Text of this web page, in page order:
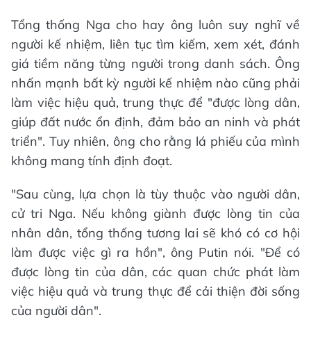
Tổng thống Nga cho hay ông luôn suy nghĩ về
người kế nhiệm, liên tục tìm kiếm, xem xét, đánh
giá tiềm năng từng người trong danh sách. Ông
nhấn mạnh bất kỳ người kế nhiệm nào cũng phải
làm việc hiệu quả, trung thực để "được lòng dân,
giúp đất nước ổn định, đảm bảo an ninh và phát
triển". Tuy nhiên, ông cho rằng lá phiếu của mình
không mang tính định đoạt.
"Sau cùng, lựa chọn là tùy thuộc vào người dân,
cử tri Nga. Nếu không giành được lòng tin của
nhân dân, tổng thống tương lai sẽ khó có cơ hội
làm được việc gì ra hồn", ông Putin nói. "Để có
được lòng tin của dân, các quan chức phát làm
việc hiệu quả và trung thực để cải thiện đời sống
của người dân".